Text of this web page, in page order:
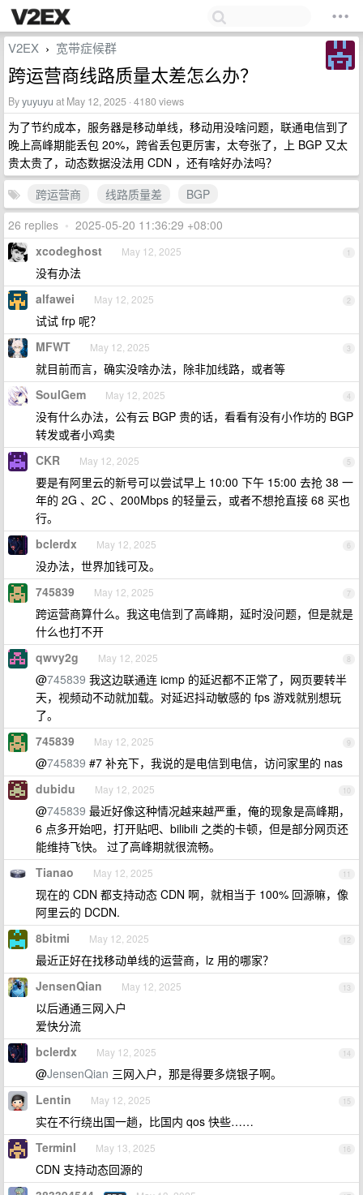
V2EX › 宽带症候群
跨运营商线路质量太差怎么办？
Byyuyuyu at May 12, 2025 · 4180 views
为了节约成本，服务器是移动单线，移动用没啥问题，联通电信到了
晚上高峰期能丢包 20%，跨省丢包更厉害，太夸张了，上 BGP 又太
贵太贵了，动态数据没法用 CDN ，还有啥好办法吗？
跨运营商
线路质量差
BGP
26 replies • 2025-05-20 11:36:29 +08:00
1
xcodeghost May 12, 2025
没有办法
2
alfawei May 12, 2025
试试 frp 呢？
3
MFWT May 12, 2025
就目前而言，确实没啥办法，除非加线路，或者等
4
SoulGem May 12, 2025
没有什么办法，公有云 BGP 贵的话，看看有没有小作坊的 BGP
转发或者小鸡卖
5
CKR May 12, 2025
要是有阿里云的新号可以尝试早上 10:00 下午 15:00 去抢 38 一
年的 2G 、2C 、200Mbps 的轻量云，或者不想抢直接 68 买也
行。
6
bclerdx May 12, 2025
没办法，世界加钱可及。
7
745839 May 12, 2025
跨运营商算什么。我这电信到了高峰期，延时没问题，但是就是
什么也打不开
8
qwvy2g May 12, 2025
@745839 我这边联通连 icmp 的延迟都不正常了，网页要转半
天，视频动不动就加载。对延迟抖动敏感的 fps 游戏就别想玩
了。
9
745839 May 12, 2025
@745839 #7 补充下，我说的是电信到电信，访问家里的 nas
10
dubidu May 12, 2025
@745839 最近好像这种情况越来越严重，俺的现象是高峰期，
6 点多开始吧，打开贴吧、bilibili 之类的卡顿，但是部分网页还
能维持飞快。 过了高峰期就很流畅。
11
Tianao May 12, 2025
现在的 CDN 都支持动态 CDN 啊，就相当于 100% 回源嘛，像
阿里云的 DCDN.
12
8bitmi May 12, 2025
最近正好在找移动单线的运营商，lz 用的哪家？
13
JensenQian May 12, 2025
以后通通三网入户
爱快分流
14
bclerdx May 12, 2025
@JensenQian 三网入户，那是得要多烧银子啊。
15
Lentin May 12, 2025
实在不行绕出国一趟，比国内 qos 快些……
16
Terminl May 13, 2025
CDN 支持动态回源的